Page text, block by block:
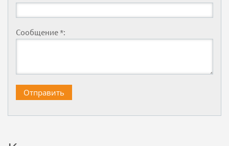
Сообщение *: